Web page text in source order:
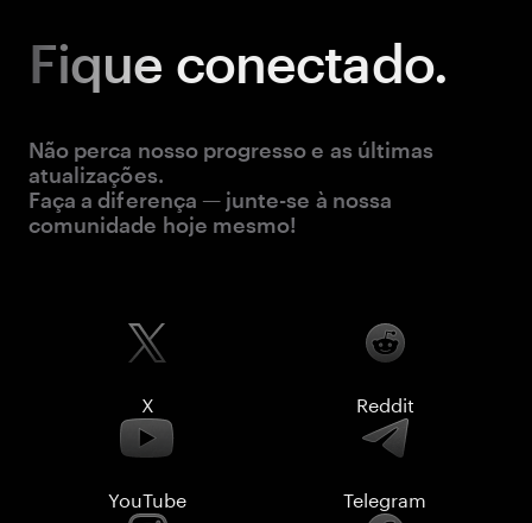
Fique conectado.
Não perca nosso progresso e as últimas
atualizações.
Faça a diferença — junte-se à nossa
comunidade hoje mesmo!
X Reddit
YouTube Telegram